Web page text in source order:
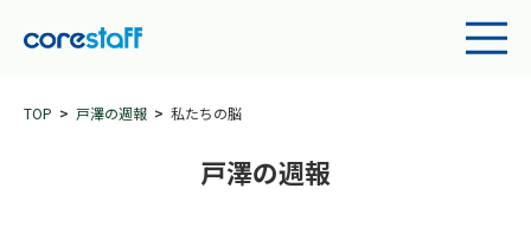
TOP 戸澤の週報 私たちの脳
戸澤の週報